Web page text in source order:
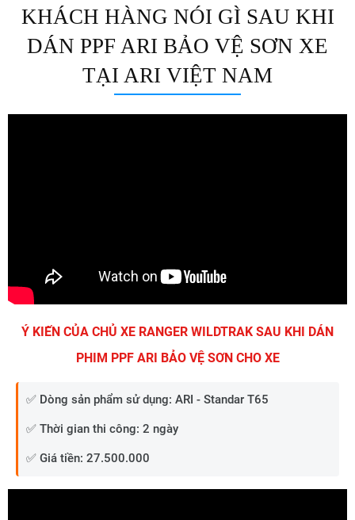
KHÁCH HÀNG NÓI GÌ SAU KHI
DÁN PPF ARI BẢO VỆ SƠN XE
TẠI ARI VIỆT NAM
Ý KIẾN CỦA CHỦ XE RANGER WILDTRAK SAU KHI DÁN
PHIM PPF ARI BẢO VỆ SƠN CHO XE
✅ Dòng sản phẩm sử dụng: ARI - Standar T65
✅ Thời gian thi công: 2 ngày
✅ Giá tiền: 27.500.000